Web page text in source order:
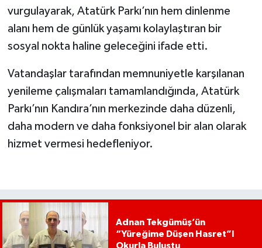
vurgulayarak, Atatürk Parkı’nın hem dinlenme
alanı hem de günlük yaşamı kolaylaştıran bir
sosyal nokta haline geleceğini ifade etti.
Vatandaşlar tarafından memnuniyetle karşılanan
yenileme çalışmaları tamamlandığında, Atatürk
Parkı’nın Kandıra’nın merkezinde daha düzenli,
daha modern ve daha fonksiyonel bir alan olarak
hizmet vermesi hedefleniyor.
Adnan Tekgümüş’ün
“Yüreğime Düşen Hasret”I
Okurla Buluştu